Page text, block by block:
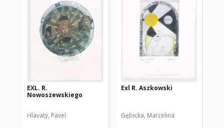
EXL. R.
Nowoszewskiego
Hlavaty, Pavel
Exl R. Aszkowski
Gębicka, Marcelina